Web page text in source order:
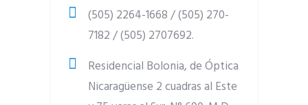
(505) 2264-1668 / (505) 270-
7182 / (505) 2707692.
Residencial Bolonia, de Óptica
Nicaragüense 2 cuadras al Este